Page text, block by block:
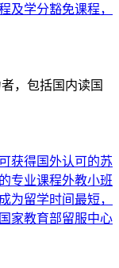
及学分豁免课程，
，包括国内读国
获得国外认可的苏
专业课程外教小班
为留学时间最短，
家教育部留服中心